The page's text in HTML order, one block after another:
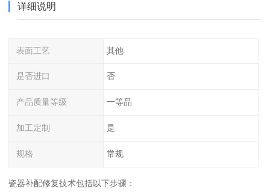
详细说明
表面工艺 其他
是否进口 否
产品质量等级 一等品
加工定制 是
规格 常规
瓷器补配修复技术包括以下步骤：